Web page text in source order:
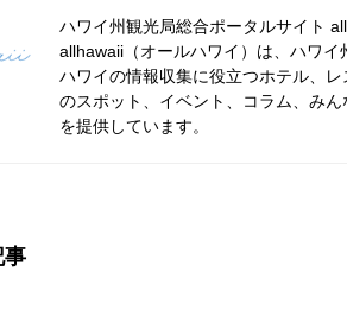
ハワイ州観光局総合ポータルサイト
allhawaii（オールハワイ）は、ハワイ
ハワイの情報収集に役立つホテル、
のスポット、イベント、コラム、み
を提供しています。
事